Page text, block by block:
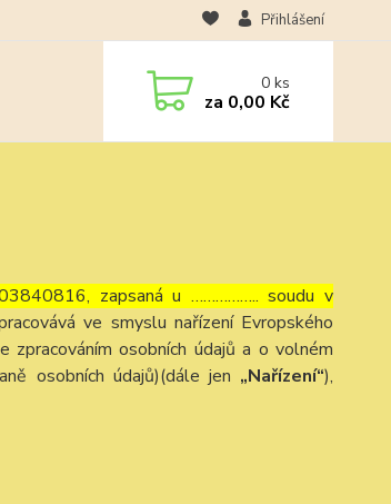
Přihlášení
0ks
za 0,00 Kč
zapsaná u …………….. soudu v
ve smyslu nařízení Evropského
osobních údajů a o volném
osobních údajů)(dále jen „Nařízení“),